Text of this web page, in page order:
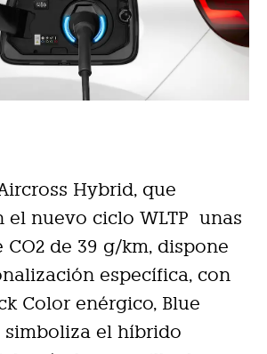
Hybrid, que
el nuevo ciclo WLTP unas
CO2 de 39 g/km, dispone
específica, con
Color enérgico, Blue
simboliza el híbrido